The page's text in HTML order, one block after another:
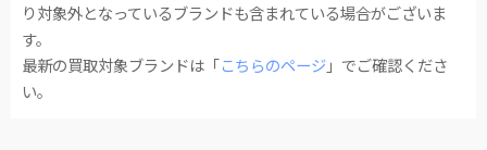
り対象外となっているブランドも含まれている場合がございま
す。
最新の買取対象ブランドは「 こちらのページ」でご確認くださ
い。